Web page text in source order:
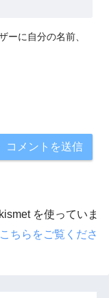
ーに自分の名前、
を使っていま
ちらをご覧くださ